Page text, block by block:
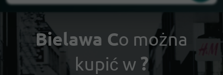
Wybierz moją lokalizację
Bielawa Co można
kupić w ?